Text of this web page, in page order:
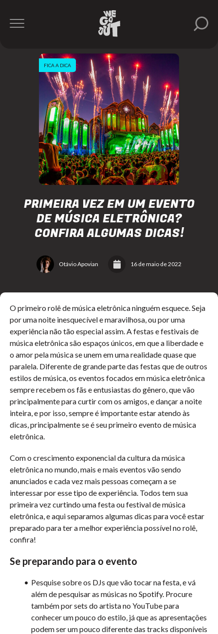
PRIMEIRA VEZ EM UM EVENTO
DE MÚSICA ELETRÔNICA?
CONFIRA ALGUMAS DICAS!
Otávio Apovian 16 de maio de 2022
FICA A DICA
O primeiro rolê de música eletrônica ninguém esquece. Seja
por uma noite inesquecível e maravilhosa, ou por uma
experiência não tão especial assim. A festas e festivais de
música eletrônica são espaços únicos, em que a liberdade e
o amor pela música se unem em uma realidade quase que
paralela. Diferente de grande parte das festas que de outros
estilos de música, os eventos focados em música eletrônica
sempre recebem os fãs e entusiastas do gênero, que vão
principalmente para curtir com os amigos, e dançar a noite
inteira, e por isso, sempre é importante estar atendo às
dicas, principalmente se é seu primeiro evento de música
eletrônica.
Com o crescimento exponencial da cultura da música
eletrônica no mundo, mais e mais eventos vão sendo
anunciados e cada vez mais pessoas começam a se
interessar por esse tipo de experiência. Todos tem sua
primeira vez curtindo uma festa ou festival de música
eletrônica, e aqui separamos algumas dicas para você estar
preparado para ter a melhor experiência possível no rolê,
confira!
Se preparando para o evento
Pesquise sobre os DJs que vão tocar na festa, e vá
além de pesquisar as músicas no Spotify. Procure
também por sets do artista no YouTube para
conhecer um pouco do estilo, já que as apresentações
podem ser um pouco diferente das tracks disponíveis